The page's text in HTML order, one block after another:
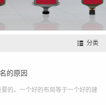
分类
的原因
的。一个好的布局等于一个好的建